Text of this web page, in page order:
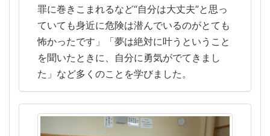
罪に巻きこまれるなど“自分は大丈夫”と思っ
ていても身近に危険は潜んでいるのがとても
怖かったです」「夢は絶対に叶うということ
を聞いたときに、自分に勇気がでてきまし
た」など多くのことを学びました。